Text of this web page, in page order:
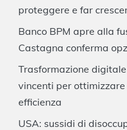
proteggere e far
Banco BPM apre alla
Castagna conferma
Trasformazione
vincenti per
efficienza
USA: sussidi di